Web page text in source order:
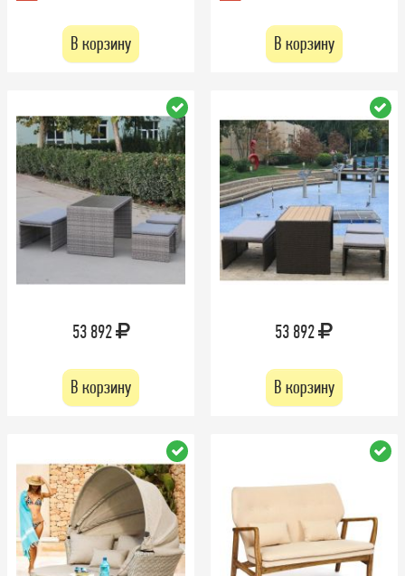
В корзину В корзину
53 892
В корзину
53 892
В корзину